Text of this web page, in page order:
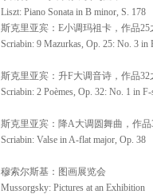
Liszt: Piano Sonata in B minor, S. 178
斯克里亚宾：E小调玛祖卡，作品25
Scriabin: 9 Mazurkas, Op. 25: No. 3 in
斯克里亚宾：升F大调音诗，作品32
Scriabin: 2 Poèmes, Op. 32: No. 1 in
斯克里亚宾：降A大调圆舞曲，作品
Scriabin: Valse in A-flat major, Op. 38
穆索尔斯基：图画展览会
Mussorgsky: Pictures at an Exhibition